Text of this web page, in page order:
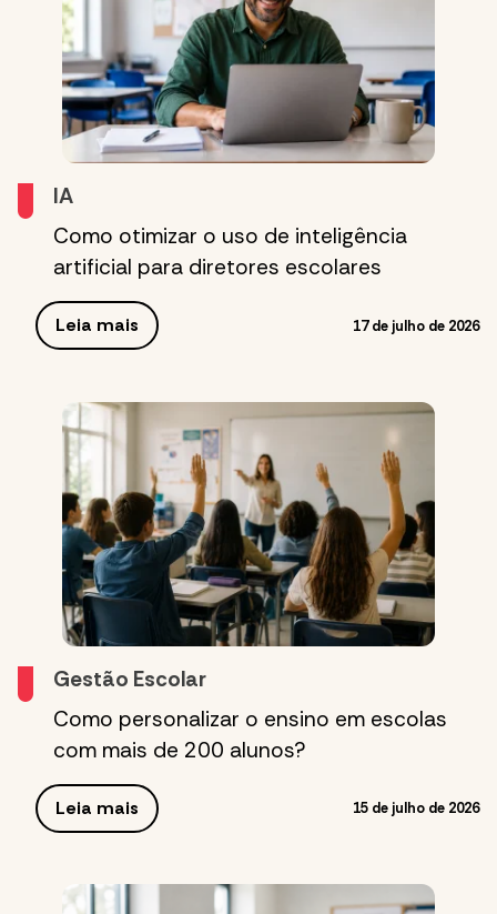
IA
Como otimizar o uso de inteligência
artificial para diretores escolares
Leia mais 17 de julho de 2026
Gestão Escolar
Como personalizar o ensino em escolas
com mais de 200 alunos?
Leia mais 15 de julho de 2026